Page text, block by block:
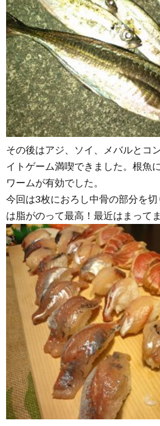
その後はアジ、ソイ、メバルとコ
イトゲーム満喫できました。根魚
ワームが有効でした。
今回は3枚におろし中骨の部分を
は脂がのって最高！最近はまって